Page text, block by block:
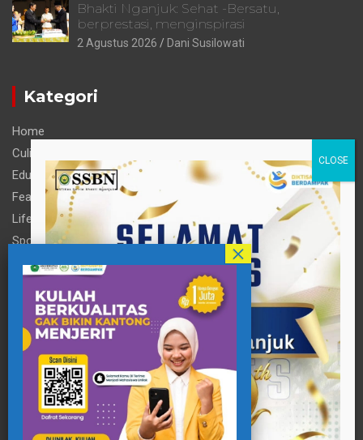
Bhakti Nganjuk: Sehat -Bersatu,
berprestasi, menginspirasi
2 Agustus 2026 Dani Susilowati
Kategori
Home
Culinary
Education
Feature
Life Style
Sports
Technology
Informasi
Contact Person
pttigaanaknagari@gmail.com
Telp : +62 857-3515-2922